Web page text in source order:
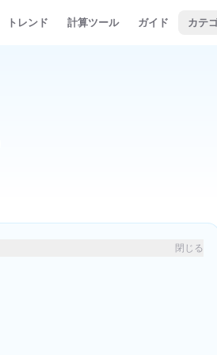
トレンド 計算ツール ガイド カテ
閉じる